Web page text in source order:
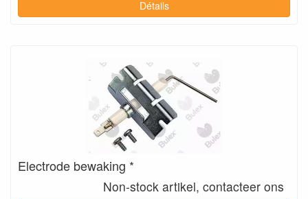
Détails
Electrode bewaking *
Non-stock artikel, contacteer ons